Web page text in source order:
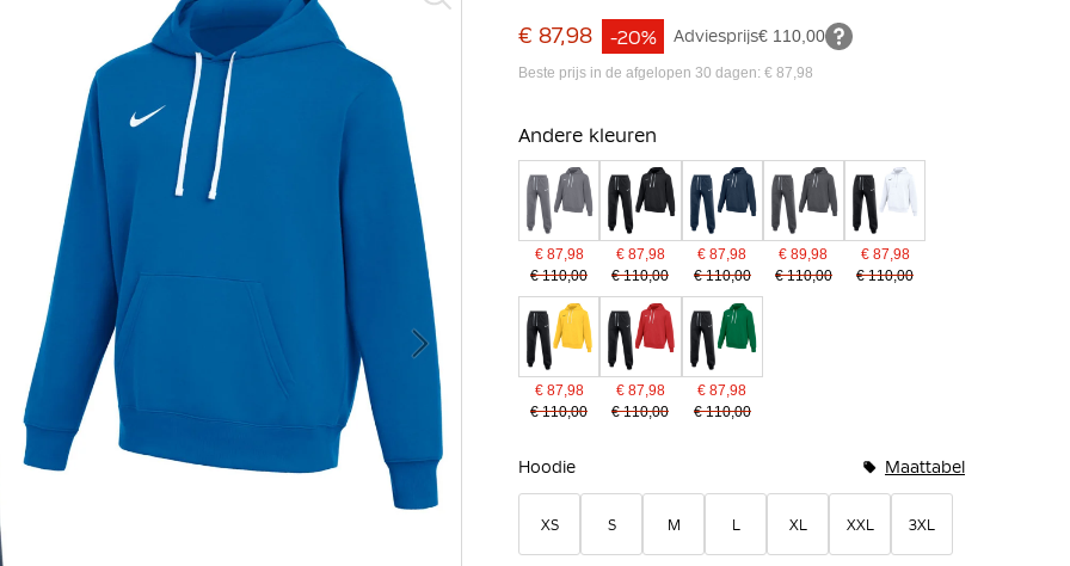
€ 87,98 Adviesprijs€ 110,00
-20%
Beste prijs in de afgelopen 30 dagen: € 87,98
Andere kleuren
€ 87,98
€ 110,00
€ 87,98
€ 110,00
€ 87,98
€ 110,00
€ 89,98
€ 110,00
€ 87,98
€ 110,00
€ 87,98
€ 110,00
€ 87,98
€ 110,00
€ 87,98
€ 110,00
Hoodie Maattabel
XS S M L XL XXL 3XL